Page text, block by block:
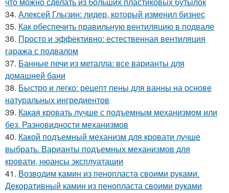
34. Алексей Глызин: лидер, который изменил бизнес
35. Как обеспечить правильную вентиляцию в подвале
36. Просто и эффективно: естественная вентиляция
гаража с подвалом
37. Банные печи из металла: все варианты для
домашней бани
38. Быстро и легко: рецепт пены для ванны на основе
натуральных ингредиентов
39. Какая кровать лучше с подъемным механизмом или
без. Разновидности механизмов
40. Какой подъемный механизм для кровати лучше
выбрать. Варианты подъемных механизмов для
кровати, нюансы эксплуатации
41. Возводим камин из пенопласта своими руками.
Декоративный камин из пенопласта своими руками